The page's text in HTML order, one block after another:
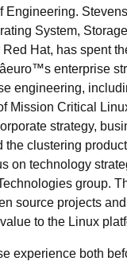
Engineering.
System,
Hat, has spent
enterprise
engineering,
Mission Critical
strategy,
the clustering
on technology
group.
source projects
to the Linux
experience both